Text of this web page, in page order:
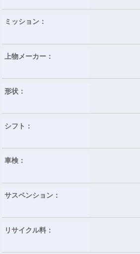
ミッション：
上物メーカー：
形状：
シフト：
車検：
サスペンション：
リサイクル料：